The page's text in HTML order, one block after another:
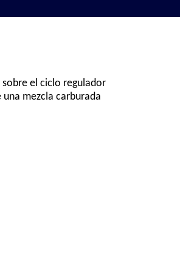
sobre el ciclo regulador
mezcla carburada